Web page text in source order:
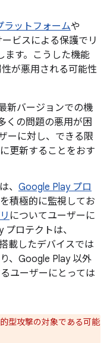
ラットフォームや
ビスによる保護でリ
ます。こうした機能
が悪用される可能性
新バージョンでの機
くの問題の悪用が困
ーに対し、できる限
更新することをおす
、 Google Play プロ
積極的に監視してお
についてユーザーに
ロテクトは、
載したデバイスでは
、Google Play 以外
ユーザーにとっては
型攻撃の対象である可能